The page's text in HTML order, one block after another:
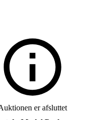
er afsluttet